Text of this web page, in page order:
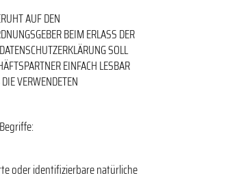
AUF DEN
BEIM ERLASS DER
SOLL
EINFACH LESBAR
VERWENDETEN
oder identifizierbare natürliche